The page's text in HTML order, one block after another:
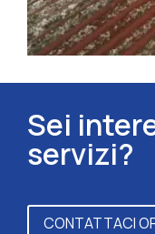
Sei
servizi?
CONTATTACI